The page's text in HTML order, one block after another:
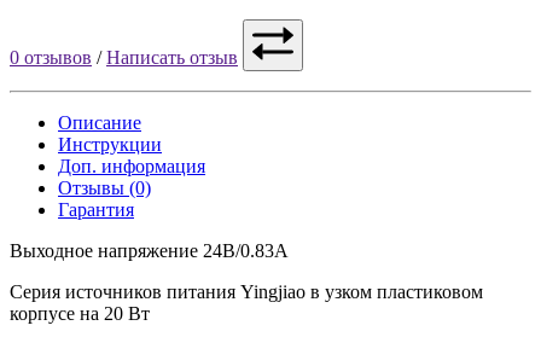
0 отзывов /Написать отзыв
Описание
Инструкции
Доп. информация
Отзывы (0)
Гарантия
Выходное напряжение 24В/0.83А
Серия источников питания Yingjiao в узком пластиковом
корпусе на 20 Вт